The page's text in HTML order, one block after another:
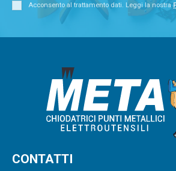
Acconsento al trattamento dati. Leggi la nostra
CONTATTI